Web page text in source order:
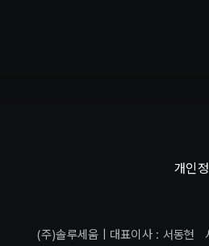
개인
(주)솔루세움 | 대표이사 : 서동현